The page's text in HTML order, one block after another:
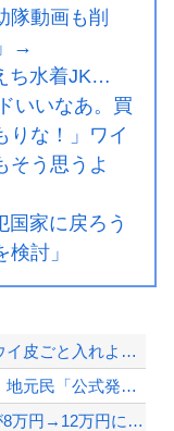
隊動画も削
→
ち水着JK…
いいなあ。買
りな！」ワイ
そう思うよ
国家に戻ろう
討」
【警告】社会人「スムージーにキウイ皮ごと入れよ。これ美容にいいんだよね〜」→ 結...
中国「大洪水！」中国ダム「決壊」地元民「公式発表より死者多い！」中国政府「住民拘...
住民「ﾏﾝｼｮﾝｵｰﾅｰが変わって家賃が8万円→12万円にすると言われた、とても...